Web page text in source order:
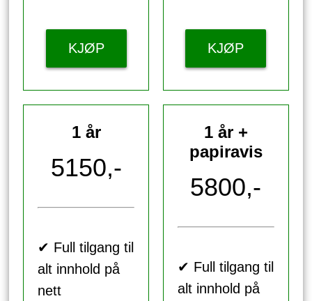
KJØP KJØP
1 år
5150,-
✔ Full tilgang til
alt innhold på
nett
1 år +
papiravis
5800,-
✔ Full tilgang til
alt innhold på